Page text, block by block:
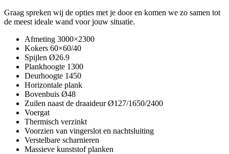
Graag spreken wij de opties met je door en komen we zo samen tot
de meest ideale wand voor jouw situatie.
Afmeting 3000×2300
Kokers 60×60/40
Spijlen Ø26.9
Plankhoogte 1300
Deurhoogte 1450
Horizontale plank
Bovenbuis Ø48
Zuilen naast de draaideur Ø127/1650/2400
Voergat
Thermisch verzinkt
Voorzien van vingerslot en nachtsluiting
Verstelbare scharnieren
Massieve kunststof planken